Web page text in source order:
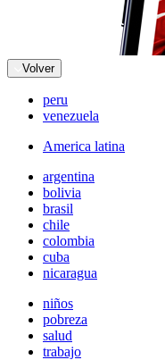
Volver
peru
venezuela
America latina
argentina
bolivia
brasil
chile
colombia
cuba
nicaragua
niños
pobreza
salud
trabajo